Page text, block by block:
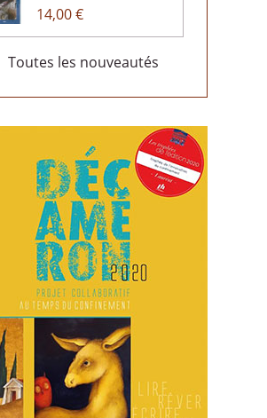
14,00 €
Toutes les nouveautés